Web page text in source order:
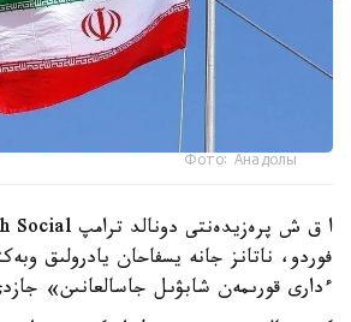
Фото: Анадолы
فوردو، ناتانز جانە يسفاحان يادرولىق
ءدارى قورىمەن شابۋىل جاسالعانىن»